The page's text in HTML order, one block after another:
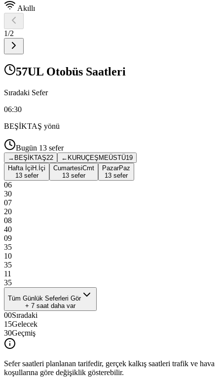
Akıllı
1/2
57UL Otobüs Saatleri
Sıradaki Sefer
06:30
BEŞİKTAŞ yönü
Bugün 13 sefer
→ BEŞİKTAŞ22 ← KURUÇEŞMEÜSTÜ19
Hafta İçi H.İçi
13 sefer
CumartesiCmt
13 sefer
PazarPaz
13 sefer
06
30
07
20
08
40
09
35
10
35
11
35
Tüm Günlük Seferleri Gör
+ 7 saat daha var
00Sıradaki
15Gelecek
30Geçmiş
Sefer saatleri planlanan tarifedir, gerçek kalkış saatleri trafik ve hava
koşullarına göre değişiklik gösterebilir.